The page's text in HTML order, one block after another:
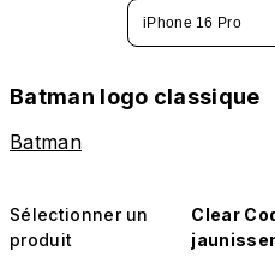
iPhone 16 Pro
Batman logo classique
Batman
Sélectionner un
produit
Clear